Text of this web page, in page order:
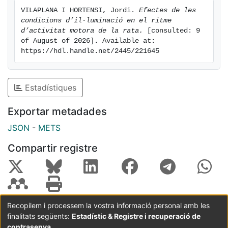
de la llum, variant de forma gradual si la intensitat
varia de forma gradual. * La pinealectomia no afecta
el desenvolupament del ritme circadiari d'activitat
motora, ni el seu tau ni el seu patró. * El patró
d'activitat motora de les femelles és més estable que
el dels mascles.
VILAPLANA I HORTENSI, Jordi. Efectes de les
condicions d’il·luminació en el ritme
d’activitat motora de la rata.
[consulted: 9
of August of 2026]. Available at:
https://hdl.handle.net/2445/221645
Estadístiques
Exportar metadades
JSON - METS
Compartir registre
Coordinació:CRAI UB Avís legal
Metadades
subjectes a:
Recopilem i processem la vostra informació personal amb les
finalitats següents: Estadístic & Registre i recuperació de